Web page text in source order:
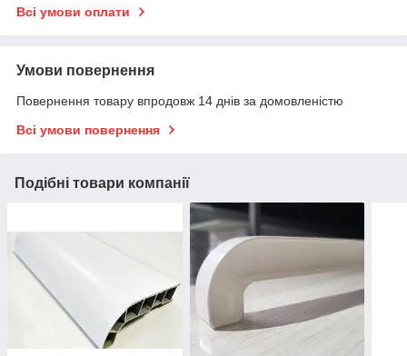
Всі умови оплати
Умови повернення
Повернення товару впродовж 14 днів за домовленістю
Всі умови повернення
Подібні товари компанії